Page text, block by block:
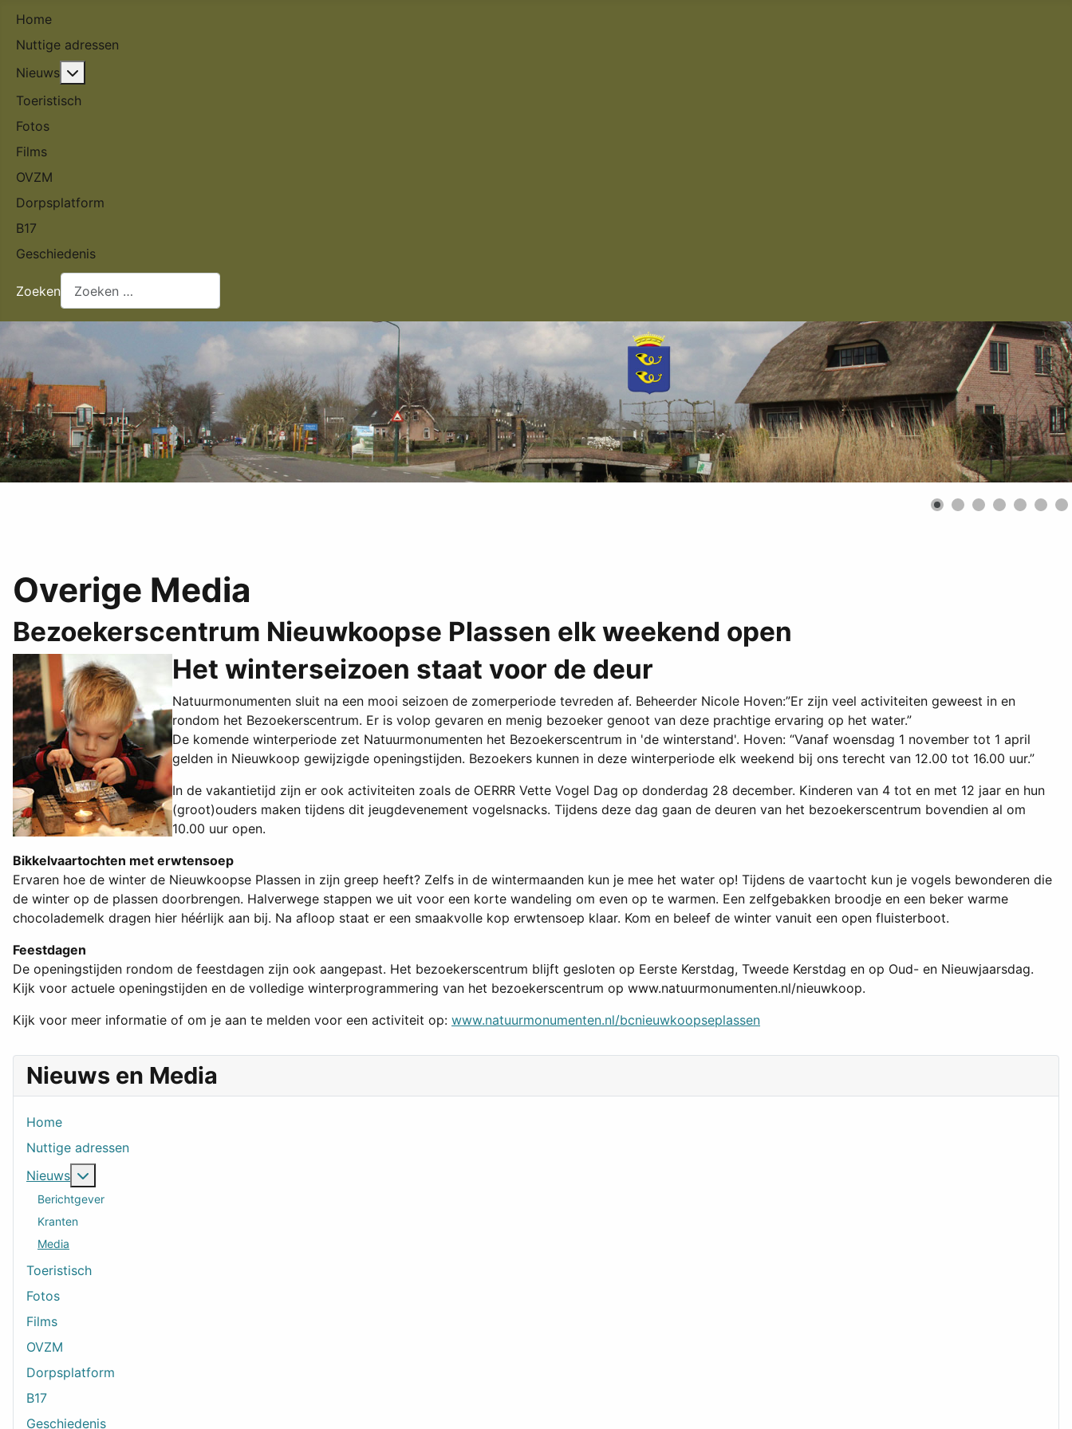
Home
Nuttige adressen
Nieuws
Toeristisch
Fotos
Films
OVZM
Dorpsplatform
B17
Geschiedenis
Zoeken
Nieuws en Media
Home
Nuttige adressen
Nieuws
Berichtgever
Kranten
Media
Toeristisch
Fotos
Films
OVZM
Dorpsplatform
B17
Geschiedenis
Overige Media
Bezoekerscentrum Nieuwkoopse Plassen elk weekend open
Het winterseizoen staat voor de deur
Natuurmonumenten sluit na een mooi seizoen de zomerperiode tevreden af. Beheerder Nicole Hoven:”Er zijn veel activiteiten geweest in en
rondom het Bezoekerscentrum. Er is volop gevaren en menig bezoeker genoot van deze prachtige ervaring op het water.”
De komende winterperiode zet Natuurmonumenten het Bezoekerscentrum in 'de winterstand'. Hoven: “Vanaf woensdag 1 november tot 1 april
gelden in Nieuwkoop gewijzigde openingstijden. Bezoekers kunnen in deze winterperiode elk weekend bij ons terecht van 12.00 tot 16.00 uur.”
In de vakantietijd zijn er ook activiteiten zoals de OERRR Vette Vogel Dag op donderdag 28 december. Kinderen van 4 tot en met 12 jaar en hun
(groot)ouders maken tijdens dit jeugdevenement vogelsnacks. Tijdens deze dag gaan de deuren van het bezoekerscentrum bovendien al om
10.00 uur open.
Bikkelvaartochten met erwtensoep
Ervaren hoe de winter de Nieuwkoopse Plassen in zijn greep heeft? Zelfs in de wintermaanden kun je mee het water op! Tijdens de vaartocht kun je vogels bewonderen die
de winter op de plassen doorbrengen. Halverwege stappen we uit voor een korte wandeling om even op te warmen. Een zelfgebakken broodje en een beker warme
chocolademelk dragen hier héérlijk aan bij. Na afloop staat er een smaakvolle kop erwtensoep klaar. Kom en beleef de winter vanuit een open fluisterboot.
Feestdagen
De openingstijden rondom de feestdagen zijn ook aangepast. Het bezoekerscentrum blijft gesloten op Eerste Kerstdag, Tweede Kerstdag en op Oud- en Nieuwjaarsdag.
Kijk voor actuele openingstijden en de volledige winterprogrammering van het bezoekerscentrum op www.natuurmonumenten.nl/nieuwkoop.
Kijk voor meer informatie of om je aan te melden voor een activiteit op: www.natuurmonumenten.nl/bcnieuwkoopseplassen